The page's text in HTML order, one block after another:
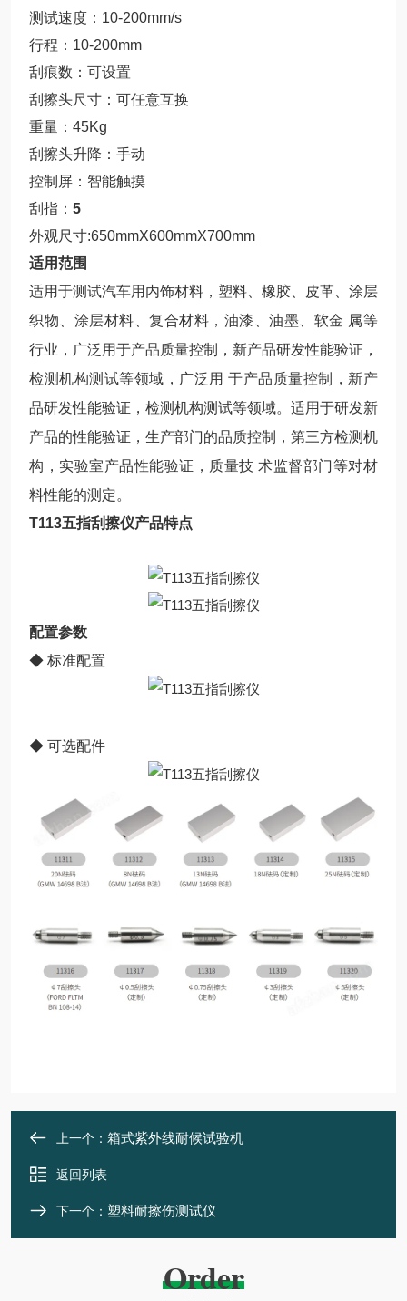
测试速度：10-200mm/s
行程：10-200mm
刮痕数：可设置
刮擦头尺寸：可任意互换
重量：45Kg
刮擦头升降：手动
控制屏：智能触摸
刮指： 5
外观尺寸:650mmX600mmX700mm
适用范围
适用于测试汽车用内饰材料，塑料、橡胶、皮革、涂层
织物、涂层材料、复合材料，油漆、油墨、软金 属等
行业，广泛用于产品质量控制，新产品研发性能验证，
检测机构测试等领域，广泛用 于产品质量控制，新产
品研发性能验证，检测机构测试等领域。适用于研发新
产品的性能验证，生产部门的品质控制，第三方检测机
构，实验室产品性能验证，质量技 术监督部门等对材
料性能的测定。
T113五指刮擦仪产品特点
配置参数
◆ 标准配置
◆ 可选配件
上一个： 箱式紫外线耐候试验机
返回列表
下一个： 塑料耐擦伤测试仪
Order